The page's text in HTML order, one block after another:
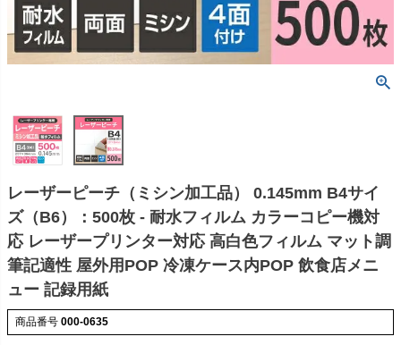
レーザーピーチ（ミシン加工品） 0.145mm B4サイ
ズ（B6）：500枚 - 耐水フィルム カラーコピー機対
応 レーザープリンター対応 高白色フィルム マット調
筆記適性 屋外用POP 冷凍ケース内POP 飲食店メニ
ュー 記録用紙
商品番号 000-0635